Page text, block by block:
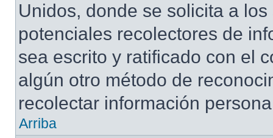
Unidos, donde se solicita a
potenciales recolectores de
sea escrito y ratificado con el
algún otro método de
recolectar información
Arriba